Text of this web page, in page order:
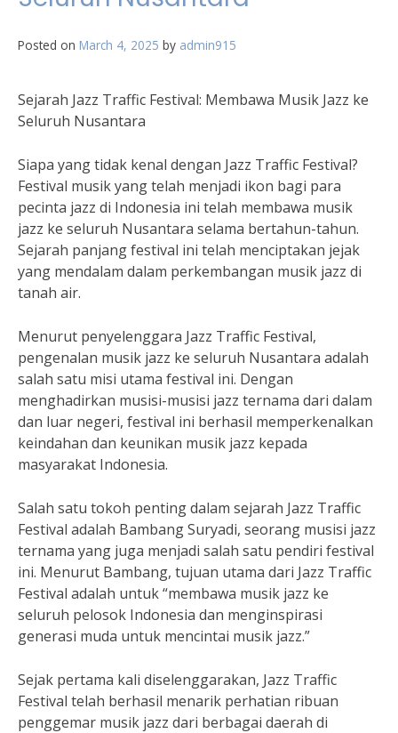
Posted on March 4, 2025 by admin915
Sejarah Jazz Traffic Festival: Membawa Musik Jazz ke
Seluruh Nusantara
Siapa yang tidak kenal dengan Jazz Traffic Festival?
Festival musik yang telah menjadi ikon bagi para
pecinta jazz di Indonesia ini telah membawa musik
jazz ke seluruh Nusantara selama bertahun-tahun.
Sejarah panjang festival ini telah menciptakan jejak
yang mendalam dalam perkembangan musik jazz di
tanah air.
Menurut penyelenggara Jazz Traffic Festival,
pengenalan musik jazz ke seluruh Nusantara adalah
salah satu misi utama festival ini. Dengan
menghadirkan musisi-musisi jazz ternama dari dalam
dan luar negeri, festival ini berhasil memperkenalkan
keindahan dan keunikan musik jazz kepada
masyarakat Indonesia.
Salah satu tokoh penting dalam sejarah Jazz Traffic
Festival adalah Bambang Suryadi, seorang musisi jazz
ternama yang juga menjadi salah satu pendiri festival
ini. Menurut Bambang, tujuan utama dari Jazz Traffic
Festival adalah untuk “membawa musik jazz ke
seluruh pelosok Indonesia dan menginspirasi
generasi muda untuk mencintai musik jazz.”
Sejak pertama kali diselenggarakan, Jazz Traffic
Festival telah berhasil menarik perhatian ribuan
penggemar musik jazz dari berbagai daerah di